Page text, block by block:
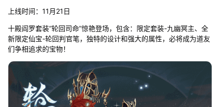
上线时间：11月21日
十殿阎罗套装“轮回司命”惊艳登场，包含：限定套装-九幽冥主、全
新限定仙宝-轮回判官笔，独特的设计和强大的属性，必将成为道友
们争相追求的宝物！